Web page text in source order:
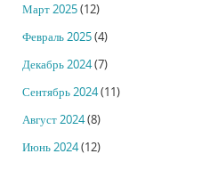
Март 2025(12)
Февраль 2025(4)
Декабрь 2024(7)
Сентябрь 2024(11)
Август 2024(8)
Июнь 2024(12)